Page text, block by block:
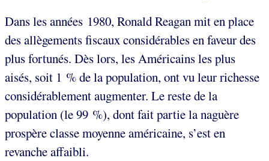
Dans les années 1980, Ronald Reagan mit en place
des allègements fiscaux considérables en faveur des
plus fortunés. Dès lors, les Américains les plus
aisés, soit 1 % de la population, ont vu leur richesse
considérablement augmenter. Le reste de la
population (le 99 %), dont fait partie la naguère
prospère classe moyenne américaine, s’est en
revanche affaibli.